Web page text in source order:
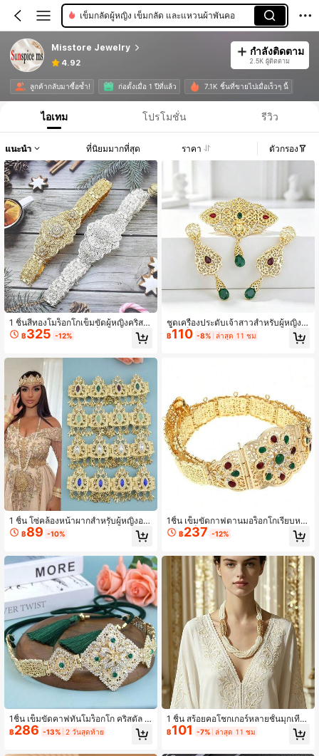
เข็มกลัดผู้หญิง เข็มกลัด และแหวนผ้าพันคอ
Misstore Jewelry
4.92
กำลังติดตาม
2.5K ผู้ติดตาม
ลูกค้ากลับมาซื้อซ้ำ! ก่อตั้งเมื่อ 1 ปีที่แล้ว 7.1K ชิ้นที่ขายไปเมื่อเร็วๆ นี้
ไอเทม โปรโมชั่น รีวิว
แนะนำ ที่นิยมมากที่สุด ราคา ตัวกรอง
1 ชิ้นสีทองโมร็อกโกเข็มขัดผู้หญิงคริสตั
ลโลหะเอว Caucasus เข็มขัดปรับควา
มยาวเจ้าสาวงานแต่งงานเครื่องประดับ
฿325 -12%
1 ชิ้น โซ่คล้องหน้าผากสำหรับผู้หญิงอา
หรับตะวันออกกลางสีทอง, ที่คาดผมโลห
ะ, เครื่องประดับผมระบำหน้าท้องพร้อม
านแต่งงานเทศกาลแอลจีเรียโมร็อกโกแ
บบดั้งเดิม
฿89 -10%
1ชิ้น เข็มขัดคาฟทันโมร็อกโก คริสตัล ชุ
ดเจ้าสาว โซ่เอว ปรับความยาวได้ สไต
ล์อาหรับ โซ่ร่างกาย
฿286 -13% 2 วันสุดท้าย
ชุดเครื่องประดับเจ้าสาวสำหรับผู้หญิง 3
ชิ้น/เซ็ต สีทอง ประดับพลอยเทียม ต่างหู
ห้อย เข็มกลัดลายฉลุโปร่งสไตล์โมร็อกโ
฿110 -8% ล่าสุด 11 ชม
1ชิ้น เข็มขัดกาฟตานมอร็อกโกเรียบหรู
สีทอง เข็มขัดชุดผู้หญิงอาหรับ เจ้าสาวง
านแต่งงาน เครื่องประดับปรับระดับได้
฿237 -12%
1 ชิ้น สร้อยคอโชกเกอร์หลายชั้นมุกเทีย
มสำหรับผู้หญิง สีทอง ลวดลายฟิลิกรี ทร
งรี ท่อคอ สร้อยคอหรูหรา ลูกปัดสีขาว บิ
฿101 -7% ล่าสุด 11 ชม